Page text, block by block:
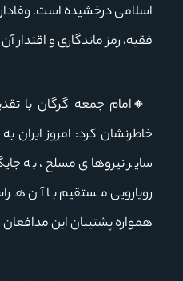
اسلامی درخشیده است.
فقیه، رمز ماندگاری و اقتدار
🔸امام جمعه گرگان با
خاطرنشان کرد: امروز ایران
سایر نیروهای مسلح، به
رویارویی مستقیم با آن
همواره پشتیبان این مدافعان